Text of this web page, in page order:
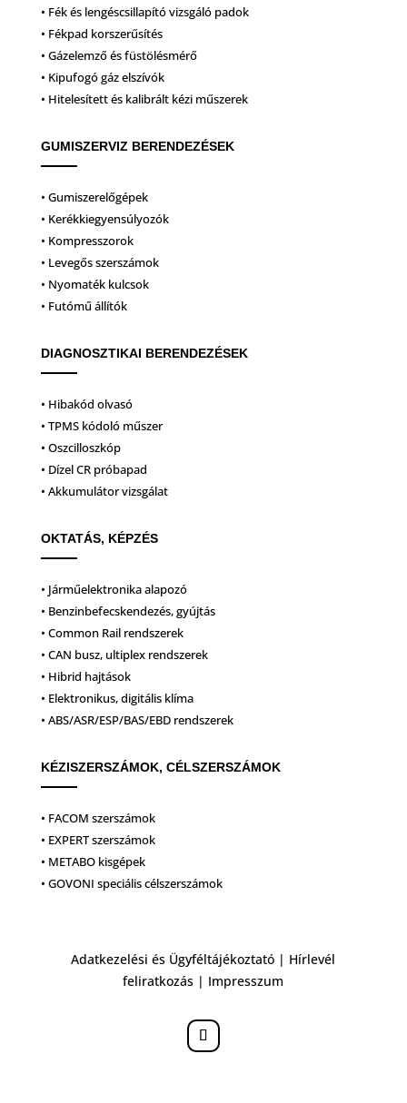
• Fék és lengéscsillapító vizsgáló padok
• Fékpad korszerűsítés
• Gázelemző és füstölésmérő
• Kipufogó gáz elszívók
• Hitelesített és kalibrált kézi műszerek
GUMISZERVIZ BERENDEZÉSEK
• Gumiszerelőgépek
• Kerékkiegyensúlyozók
• Kompresszorok
• Levegős szerszámok
• Nyomaték kulcsok
• Futómű állítók
DIAGNOSZTIKAI BERENDEZÉSEK
• Hibakód olvasó
• TPMS kódoló műszer
• Oszcilloszkóp
• Dízel CR próbapad
• Akkumulátor vizsgálat
OKTATÁS, KÉPZÉS
• Járműelektronika alapozó
• Benzinbefecskendezés, gyújtás
• Common Rail rendszerek
• CAN busz, ultiplex rendszerek
• Hibrid hajtások
• Elektronikus, digitális klíma
• ABS/ASR/ESP/BAS/EBD rendszerek
KÉZISZERSZÁMOK, CÉLSZERSZÁMOK
• FACOM szerszámok
• EXPERT szerszámok
• METABO kisgépek
• GOVONI speciális célszerszámok
Adatkezelési és Ügyféltájékoztató | Hírlevél
feliratkozás | Impresszum